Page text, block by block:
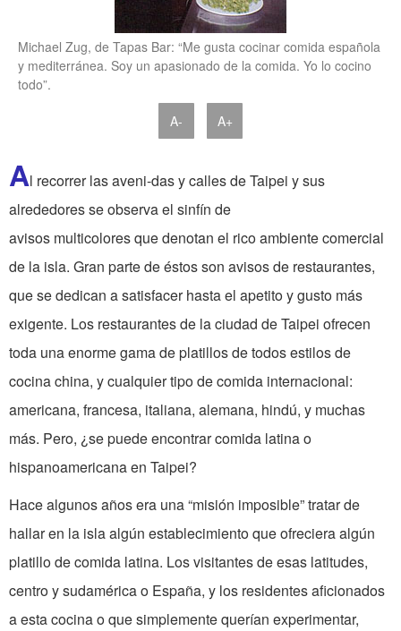
Michael Zug, de Tapas Bar: “Me gusta cocinar comida española
y mediterránea. Soy un apasionado de la comida. Yo lo cocino
todo”.
A- A+
Al recorrer las aveni-das y calles de Taipei y sus
alrededores se observa el sinfín de
avisos multicolores que denotan el rico ambiente comercial
de la isla. Gran parte de éstos son avisos de restaurantes,
que se dedican a satisfacer hasta el apetito y gusto más
exigente. Los restaurantes de la ciudad de Taipei ofrecen
toda una enorme gama de platillos de todos estilos de
cocina china, y cualquier tipo de comida internacional:
americana, francesa, italiana, alemana, hindú, y muchas
más. Pero, ¿se puede encontrar comida latina o
hispanoamericana en Taipei?
Hace algunos años era una “misión imposible” tratar de
hallar en la isla algún establecimiento que ofreciera algún
platillo de comida latina. Los visitantes de esas latitudes,
centro y sudamérica o España, y los residentes aficionados
a esta cocina o que simplemente querían experimentar,